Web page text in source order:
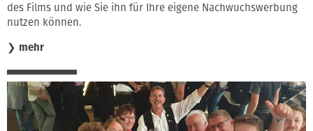
des Films und wie Sie ihn für Ihre eigene Nachwuchswerbung
nutzen können.
❯ mehr